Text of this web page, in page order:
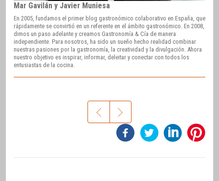
Mar Gavilán y Javier Muniesa
En 2005, fundamos el primer blog gastronómico colaborativo en España, que
rápidamente se convirtió en un referente en el ámbito gastronómico. En 2008,
dimos un paso adelante y creamos Gastronomía & Cía de manera
independiente. Para nosotros, ha sido un sueño hecho realidad combinar
nuestras pasiones por la gastronomía, la creatividad y la divulgación. Ahora
nuestro objetivo es inspirar, informar, deleitar y conectar con todos los
entusiastas de la cocina.